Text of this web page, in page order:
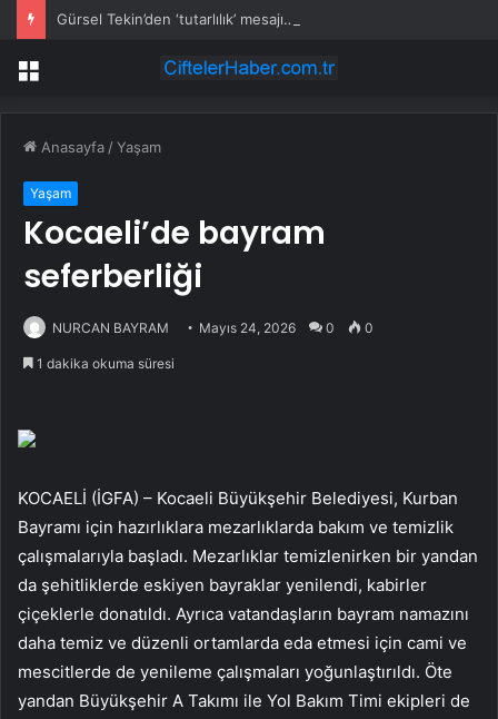
Menü
Anasayfa /Yaşam
Yaşam
Kocaeli’de bayram
seferberliği
NURCAN BAYRAM Mayıs 24, 2026 0 0
1 dakika okuma süresi
KOCAELİ (İGFA) – Kocaeli Büyükşehir Belediyesi, Kurban
Bayramı için hazırlıklara mezarlıklarda bakım ve temizlik
çalışmalarıyla başladı. Mezarlıklar temizlenirken bir yandan
da şehitliklerde eskiyen bayraklar yenilendi, kabirler
çiçeklerle donatıldı. Ayrıca vatandaşların bayram namazını
daha temiz ve düzenli ortamlarda eda etmesi için cami ve
mescitlerde de yenileme çalışmaları yoğunlaştırıldı. Öte
yandan Büyükşehir A Takımı ile Yol Bakım Timi ekipleri de